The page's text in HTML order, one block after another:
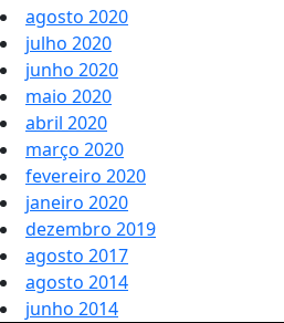
agosto 2020
julho 2020
junho 2020
maio 2020
abril 2020
março 2020
fevereiro 2020
janeiro 2020
dezembro 2019
agosto 2017
agosto 2014
junho 2014